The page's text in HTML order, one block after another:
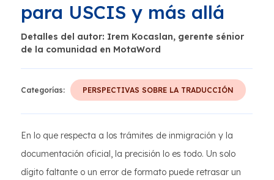
para USCIS y más allá
Detalles del autor: Irem Kocaslan, gerente sénior
de la comunidad en MotaWord
Categorías: PERSPECTIVAS SOBRE LA TRADUCCIÓN
En lo que respecta a los trámites de inmigración y la
documentación oficial, la precisión lo es todo. Un solo
dígito faltante o un error de formato puede retrasar un